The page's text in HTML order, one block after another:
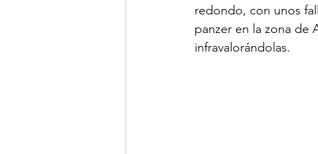
redondo, con unos
panzer en la zona de
infravalorándolas.